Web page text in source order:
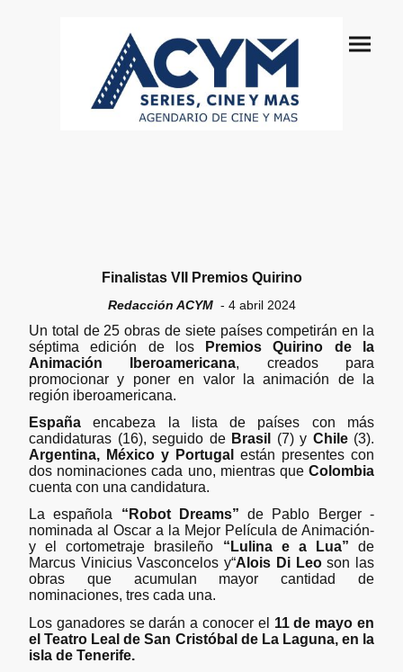
Finalistas VII Premios Quirino
Redacción ACYM - 4 abril 2024
Un total de 25 obras de siete países competirán en la
séptima edición de los
Premios Quirino de la
Animación Iberoamericana, creados para
promocionar y poner en valor la animación de la
región iberoamericana.
Españaencabeza la lista de países con más
candidaturas (16), seguido de Brasil (7) y Chile(3).
Argentina, México y Portugal
están presentes con
dos nominaciones cada uno, mientras que Colombia
cuenta con una candidatura.
La española “Robot Dreams” de Pablo Berger -
nominada al Oscar a la Mejor Película de Animación-
y el cortometraje brasileño “Lulina e a Lua” de
Marcus Vinicius Vasconcelos y“Alois Di Leoson las
obras que acumulan mayor cantidad de
nominaciones, tres cada una.
Los ganadores se darán a conocer el 11 de mayo en
el Teatro Leal de San Cristóbal de La Laguna, en la
isla de Tenerife.